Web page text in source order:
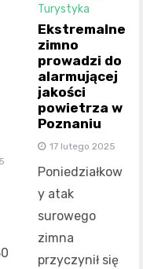
Turystyka
Ekstremalne
zimno
prowadzi do
alarmującej
jakości
powietrza w
Poznaniu
17 lutego 2025
Poniedziałkow
y atak
surowego
zimna
przyczynił się